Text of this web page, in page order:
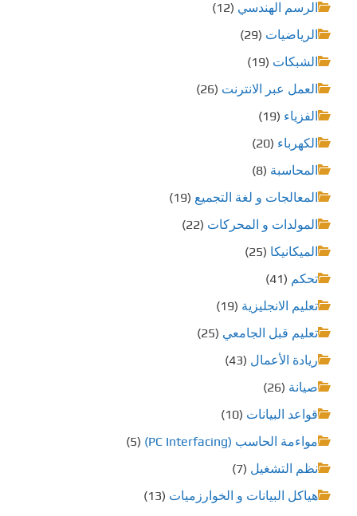
الرسم الهندسي (12)
الرياضيات (29)
الشبكات (19)
العمل عبر الانترنت (26)
الفزياء (19)
الكهرباء (20)
المحاسبة (8)
المعالجات و لغة التجميع (19)
المولدات و المحركات (22)
الميكانيكا (25)
تحكم (41)
تعليم الانجليزية (19)
تعليم قبل الجامعي (25)
ريادة الأعمال (43)
صيانة (26)
قواعد البيانات (10)
مواءمة الحاسب (PC Interfacing)
(5)
نظم التشغيل (7)
هياكل البيانات و الخوارزميات (13)